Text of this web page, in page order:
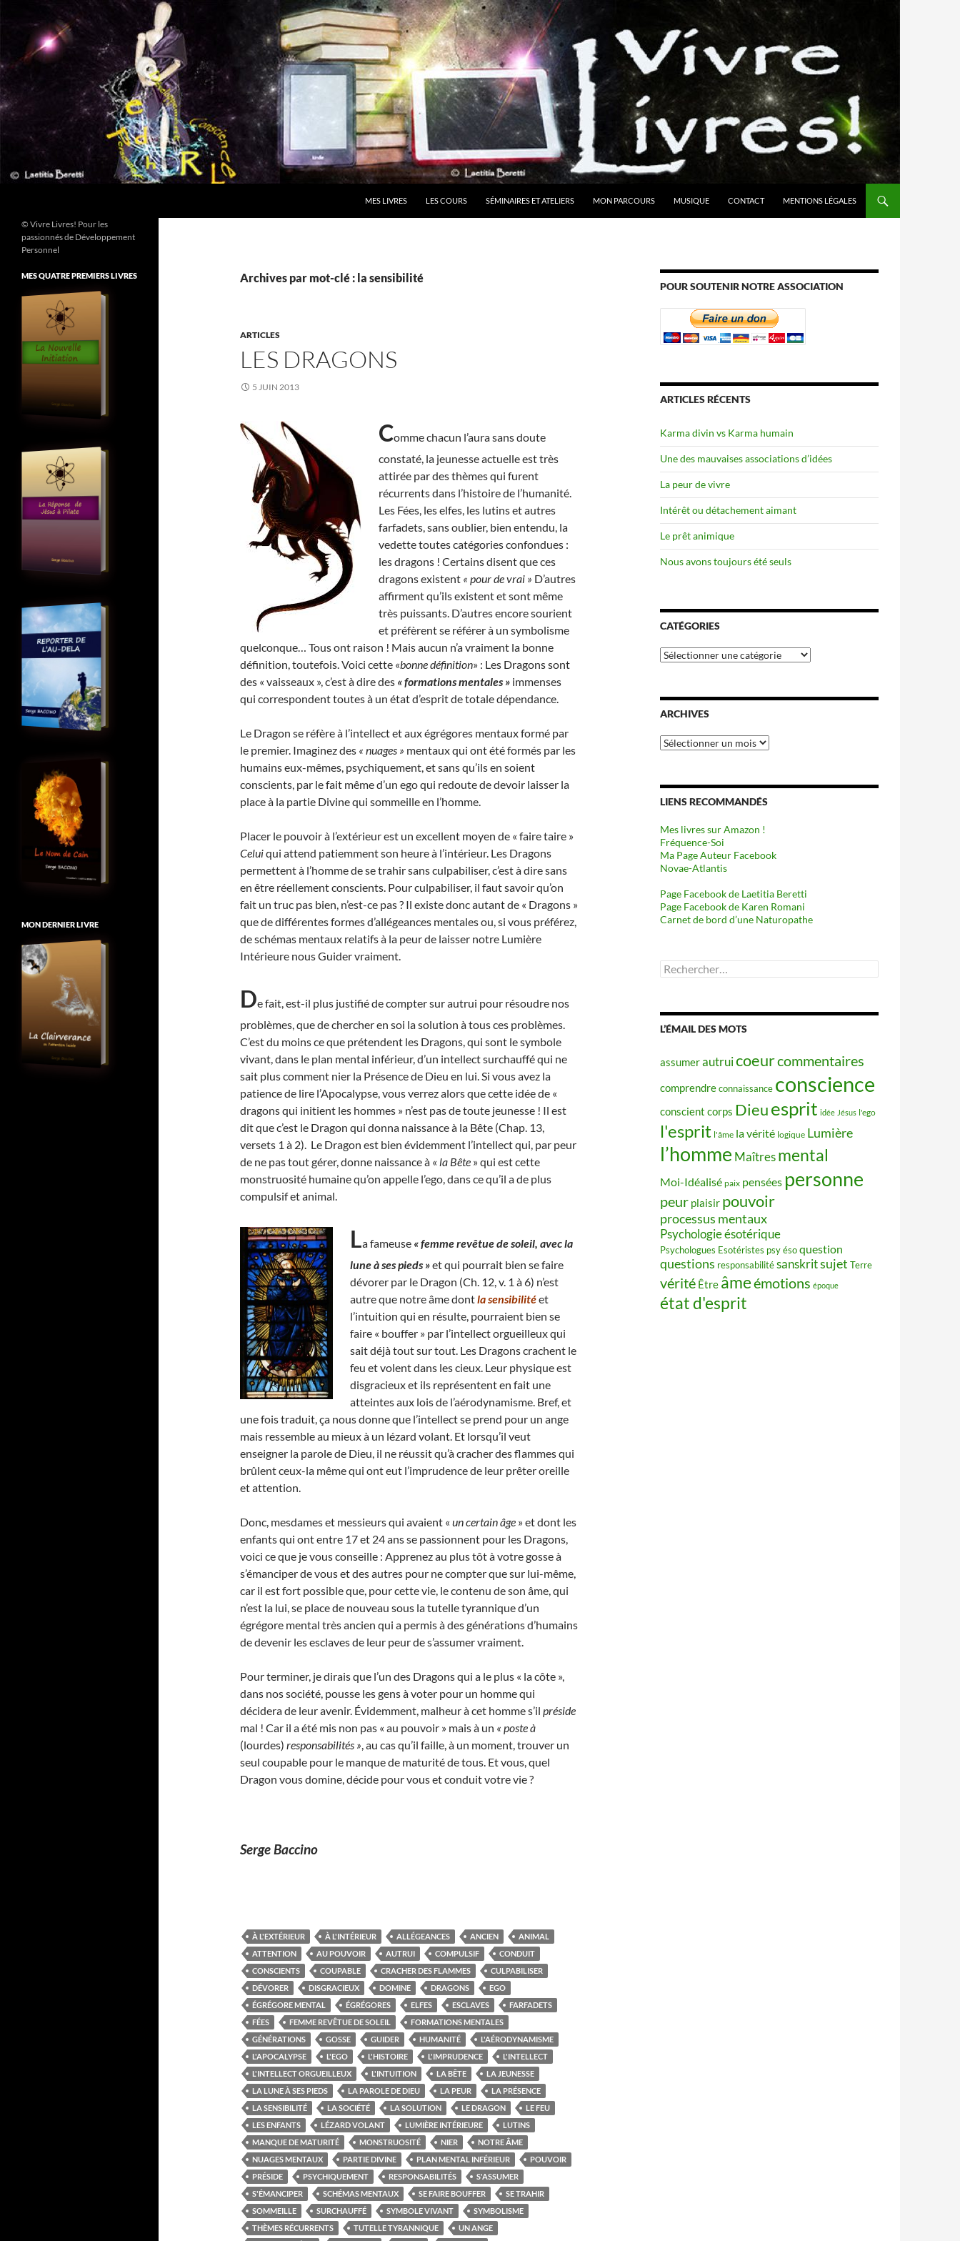
contenu
MES LIVRES LES COURS SÉMINAIRES ET ATELIERS MON PARCOURS MUSIQUE CONTACT MENTIONS LÉGALES
Archives par mot-clé : la sensibilité
ARTICLES
LES DRAGONS
5 JUIN 2013
Comme chacun l’aura sans doute
constaté, la jeunesse actuelle est très
attirée par des thèmes qui furent
récurrents dans l’histoire de l’humanité.
Les Fées, les elfes, les lutins et autres
farfadets, sans oublier, bien entendu, la
vedette toutes catégories confondues :
les dragons ! Certains disent que ces
dragons existent « pour de vrai » D’autres
affirment qu’ils existent et sont même
très puissants. D’autres encore sourient
et préfèrent se référer à un symbolisme
quelconque… Tous ont raison ! Mais aucun n’a vraiment la bonne
définition, toutefois. Voici cette «bonne définition» : Les Dragons sont
des « vaisseaux », c’est à dire des « formations mentales » immenses
qui correspondent toutes à un état d’esprit de totale dépendance.
Le Dragon se réfère à l’intellect et aux égrégores mentaux formé par
le premier. Imaginez des « nuages » mentaux qui ont été formés par les
humains eux-mêmes, psychiquement, et sans qu’ils en soient
conscients, par le fait même d’un ego qui redoute de devoir laisser la
place à la partie Divine qui sommeille en l’homme.
Placer le pouvoir à l’extérieur est un excellent moyen de « faire taire »
Celuiqui attend patiemment son heure à l’intérieur. Les Dragons
permettent à l’homme de se trahir sans culpabiliser, c’est à dire sans
en être réellement conscients. Pour culpabiliser, il faut savoir qu’on
fait un truc pas bien, n’est-ce pas ? Il existe donc autant de « Dragons »
que de différentes formes d’allégeances mentales ou, si vous préférez,
de schémas mentaux relatifs à la peur de laisser notre Lumière
Intérieure nous Guider vraiment.
De fait, est-il plus justifié de compter sur autrui pour résoudre nos
problèmes, que de chercher en soi la solution à tous ces problèmes.
C’est du moins ce que prétendent les Dragons, qui sont le symbole
vivant, dans le plan mental inférieur, d’un intellect surchauffé qui ne
sait plus comment nier la Présence de Dieu en lui. Si vous avez la
patience de lire l’Apocalypse, vous verrez alors que cette idée de «
dragons qui initient les hommes » n’est pas de toute jeunesse ! Il est
dit que c’est le Dragon qui donna naissance à la Bête (Chap. 13,
versets 1 à 2). Le Dragon est bien évidemment l’intellect qui, par peur
de ne pas tout gérer, donne naissance à « la Bête » qui est cette
monstruosité humaine qu’on appelle l’ego, dans ce qu’il a de plus
compulsif et animal.
La fameuse « femme revêtue de soleil, avec la
lune à ses pieds »et qui pourrait bien se faire
dévorer par le Dragon (Ch. 12, v. 1 à 6) n’est
autre que notre âme dontla sensibilitéet
l’intuition qui en résulte, pourraient bien se
faire « bouffer » par l’intellect orgueilleux qui
sait déjà tout sur tout. Les Dragons crachent le
feu et volent dans les cieux. Leur physique est
disgracieux et ils représentent en fait une
atteintes aux lois de l’aérodynamisme. Bref, et
une fois traduit, ça nous donne que l’intellect se prend pour un ange
mais ressemble au mieux à un lézard volant. Et lorsqu’il veut
enseigner la parole de Dieu, il ne réussit qu’à cracher des flammes qui
brûlent ceux-la même qui ont eut l’imprudence de leur prêter oreille
et attention.
Donc, mesdames et messieurs qui avaient « un certain âge » et dont les
enfants qui ont entre 17 et 24 ans se passionnent pour les Dragons,
voici ce que je vous conseille : Apprenez au plus tôt à votre gosse à
s’émanciper de vous et des autres pour ne compter que sur lui-même,
car il est fort possible que, pour cette vie, le contenu de son âme, qui
n’est la lui, se place de nouveau sous la tutelle tyrannique d’un
égrégore mental très ancien qui a permis à des générations d’humains
de devenir les esclaves de leur peur de s’assumer vraiment.
Pour terminer, je dirais que l’un des Dragons qui a le plus « la côte »,
dans nos société, pousse les gens à voter pour un homme qui
décidera de leur avenir. Évidemment, malheur à cet homme s’il préside
mal ! Car il a été mis non pas « au pouvoir » mais à un « poste à
(lourdes) responsabilités », au cas qu’il faille, à un moment, trouver un
seul coupable pour le manque de maturité de tous. Et vous, quel
Dragon vous domine, décide pour vous et conduit votre vie ?
Serge Baccino
À L'EXTÉRIEUR À L'INTÉRIEUR ALLÉGEANCES ANCIEN
ANIMAL
ATTENTION
AU POUVOIR AUTRUI COMPULSIF
CONDUIT
CONSCIENTS
COUPABLE CRACHER DES FLAMMES
CULPABILISER
DÉVORER
DISGRACIEUX DOMINE DRAGONS
EGO
ÉGRÉGORE MENTAL
ÉGRÉGORES ELFES ESCLAVES
FARFADETS
FÉES
FEMME REVÊTUE DE SOLEIL
FORMATIONS MENTALES
GÉNÉRATIONS
GOSSE GUIDER HUMANITÉ
L'AÉRODYNAMISME
L'APOCALYPSE
L'EGO L'HISTOIRE L'IMPRUDENCE
L'INTELLECT
L'INTELLECT ORGUEILLEUX
L'INTUITION LA BÊTE
LA JEUNESSE
LA LUNE À SES PIEDS
LA PAROLE DE DIEU LA PEUR
LA PRÉSENCE
LA SENSIBILITÉ
LA SOCIÉTÉ LA SOLUTION LE DRAGON
LE FEU
LES ENFANTS
LÉZARD VOLANT LUMIÈRE INTÉRIEURE
LUTINS
MANQUE DE MATURITÉ
MONSTRUOSITÉ NIER
NOTRE ÂME
NUAGES MENTAUX
PARTIE DIVINE PLAN MENTAL INFÉRIEUR
POUVOIR
PRÉSIDE
PSYCHIQUEMENT RESPONSABILITÉS
S'ASSUMER
S'ÉMANCIPER
SCHÉMAS MENTAUX SE FAIRE BOUFFER
SE TRAHIR
SOMMEILLE
SURCHAUFFÉ SYMBOLE VIVANT
SYMBOLISME
THÈMES RÉCURRENTS
TUTELLE TYRANNIQUE
UN ANGE
POUR SOUTENIR NOTRE ASSOCIATION
ARTICLES RÉCENTS
Karma divin vs Karma humain
Une des mauvaises associations d’idées
La peur de vivre
Intérêt ou détachement aimant
Le prêt animique
Nous avons toujours été seuls
CATÉGORIES
Catégories
ARCHIVES
Archives
LIENS RECOMMANDÉS
Mes livres sur Amazon !
Fréquence-Soi
Ma Page Auteur Facebook
Novae-Atlantis
Page Facebook de Laetitia Beretti
Page Facebook de Karen Romani
Carnet de bord d’une Naturopathe
Rechercher :
L’ÉMAIL DES MOTS
assumerautruicoeurcommentaires
comprendreconnaissance conscience
conscient corps Dieuesprit idée Jésus l'ego
l'esprit l'âme la vérité logique Lumière
l’homme Maîtres mental
Moi-Idéalisé paix pensées personne
peur plaisir pouvoir
processus mentaux
Psychologie ésotérique
Psychologues Esotéristes psy ésoquestion
questions responsabilitésanskritsujet Terre
vérité Être âmeémotions époque
état d'esprit
© Vivre Livres! Pour les
passionnés de Développement
Personnel
MES QUATRE PREMIERS LIVRES
MON DERNIER LIVRE